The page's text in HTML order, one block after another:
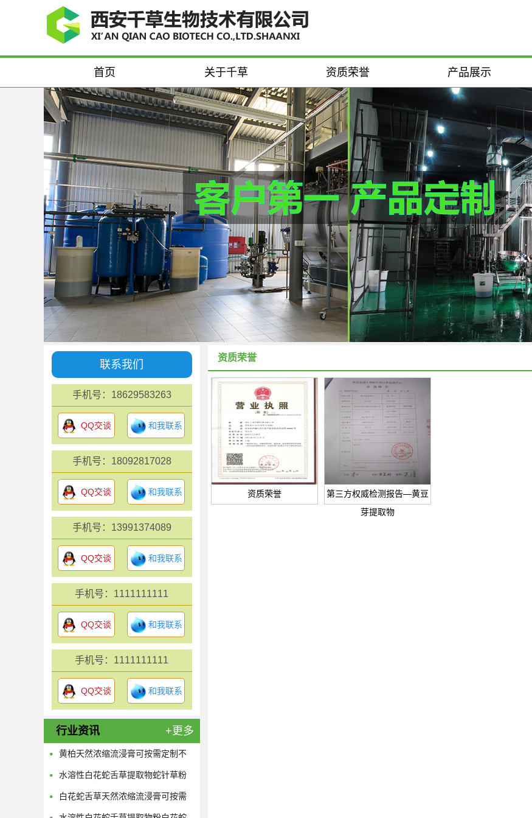
首页 关于千草 资质荣誉 产品展示
联系我们
手机号：18629583263
QQ交谈 和我联系
手机号：18092817028
QQ交谈 和我联系
手机号：13991374089
QQ交谈 和我联系
手机号：1111111111
QQ交谈 和我联系
手机号：1111111111
QQ交谈 和我联系
行业资讯 +更多
黄柏天然浓缩流浸膏可按需定制不
限量
水溶性白花蛇舌草提取物蛇针草粉
供应多规格蛇舌草浓缩原液
白花蛇舌草天然浓缩流浸膏可按需
资质荣誉
资质荣誉
第三方权威检测报告—黄豆
芽提取物